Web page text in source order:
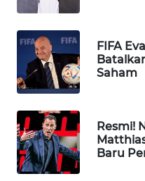
FIFA
Saham
Resmi!
Baru
WAHANA
KONSUMEN
WAHANA
LISTRIK
WAHANA
TRAVEL
WAHANA